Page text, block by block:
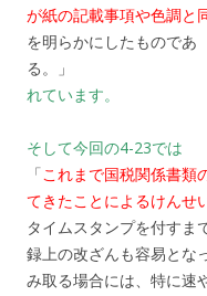
が紙の記載事項や色調と
を明らかにしたものであ
る
れています。
そして今回の4-23では
「これまで国税関係書類
てきたことによるけんせ
タイムスタンプを付すま
録上の改ざんも容易と
み取る場合には、特に速